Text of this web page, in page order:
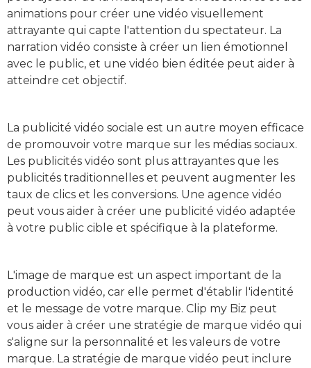
animations pour créer une vidéo visuellement
attrayante qui capte l'attention du spectateur. La
narration vidéo consiste à créer un lien émotionnel
avec le public, et une vidéo bien éditée peut aider à
atteindre cet objectif.
La publicité vidéo sociale est un autre moyen efficace
de promouvoir votre marque sur les médias sociaux.
Les publicités vidéo sont plus attrayantes que les
publicités traditionnelles et peuvent augmenter les
taux de clics et les conversions. Une agence vidéo
peut vous aider à créer une publicité vidéo adaptée
à votre public cible et spécifique à la plateforme.
L'image de marque est un aspect important de la
production vidéo, car elle permet d'établir l'identité
et le message de votre marque. Clip my Biz peut
vous aider à créer une stratégie de marque vidéo qui
s'aligne sur la personnalité et les valeurs de votre
marque. La stratégie de marque vidéo peut inclure